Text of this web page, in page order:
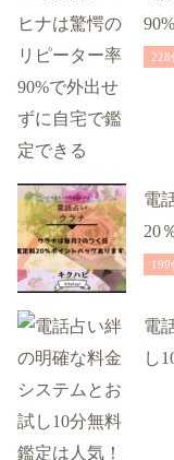
228
電
20
199
電
し